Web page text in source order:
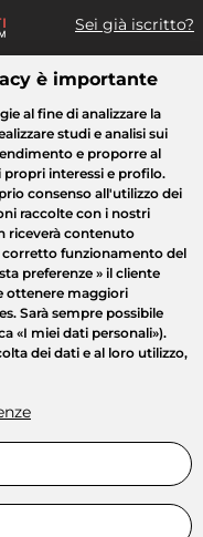
Sei già iscritto?
Elettrodomestici
è importante
al fine di analizzare la
studi e analisi sui
e proporre al
propri interessi e profilo.
consenso all'utilizzo dei
raccolte con i nostri
riceverà contenuto
corretto funzionamento del
preferenze » il cliente
ottenere maggiori
Sarà sempre possibile
«I miei dati personali»).
dei dati e al loro utilizzo,